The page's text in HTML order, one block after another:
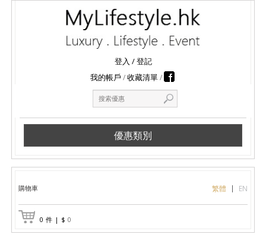
登入 /登記
我的帳戶
收藏清單
優惠類別
購物車 繁體 EN
0 件 | $ 0